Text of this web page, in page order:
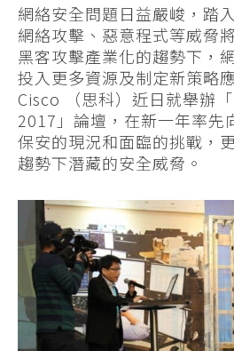
網絡安全問題日益嚴峻，踏
網絡攻擊、惡意程式等威脅
黑客攻擊產業化的趨勢下，
投入更多資源及制定新策略
Cisco （思科）近日就舉辦
2017」論壇，在新一年率先
保安的現況和面臨的挑戰，
趨勢下潛藏的安全威脅。